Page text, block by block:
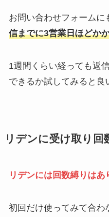
お問い合わせフォームに
信までに3営業日ほどか
1週間くらい経っても返
できるか試してみると良
リデンに受け取り回
リデンには回数縛りはあ
初回だけ使ってみて合わ